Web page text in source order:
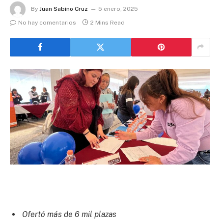
By Juan Sabino Cruz
5 enero, 2025
No hay comentarios
2 Mins Read
Ofertó más de 6 mil plazas